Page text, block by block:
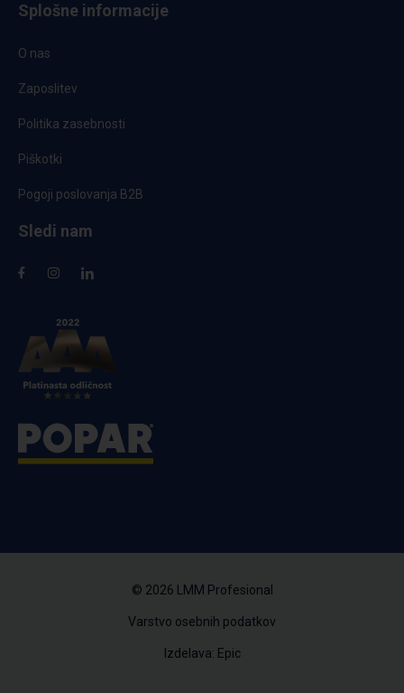
Splošne informacije
O nas
Zaposlitev
Politika zasebnosti
Piškotki
Pogoji poslovanja B2B
Sledi nam
© 2026 LMM Profesional
Varstvo osebnih podatkov
Izdelava: Epic